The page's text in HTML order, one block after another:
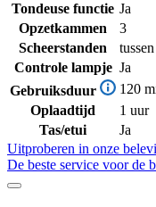
Tondeuse functie Ja
Opzetkammen
3
Scheerstanden
Controle lampje Ja
Gebruiksduur
120
Oplaadtijd
1 uur
Tas/etui
Ja
Uitproberen in onze
De beste service voor de